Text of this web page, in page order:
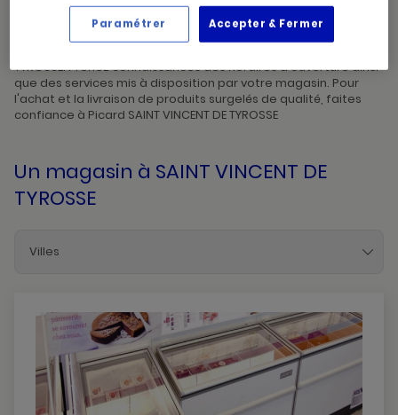
Picard, créateur de saveurs et commerçant de proximité, vous
TYROSSE. Prenez connaissances des horaires d'ouverture ainsi
que des services mis à disposition par votre magasin. Pour
l'achat et la livraison de produits surgelés de qualité, faites
confiance à Picard SAINT VINCENT DE TYROSSE
Un magasin à SAINT VINCENT DE
TYROSSE
Villes
Biscarrosse
Capbreton
Dax
Accepter & Fermer
Paramétrer